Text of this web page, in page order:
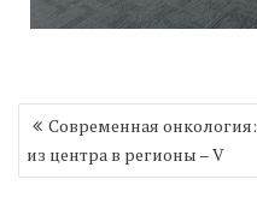
Навигация
записям
Современная онкология:
из центра в регионы – V